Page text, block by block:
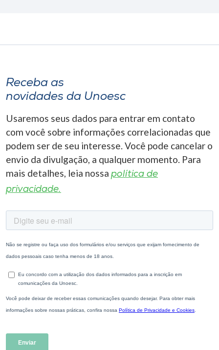
Receba as
novidades da Unoesc
Usaremos seus dados para entrar em contato
com você sobre informações correlacionadas que
podem ser de seu interesse. Você pode cancelar o
envio da divulgação, a qualquer momento. Para
mais detalhes, leia nossa política de
privacidade.